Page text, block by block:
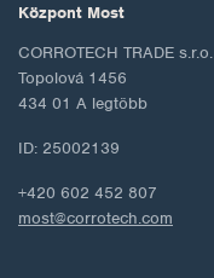
Központ Most
CORROTECH TRADE s.r.o.
Topolová 1456
434 01 A legtöbb
ID: 25002139
+420 602 452 807
most@corrotech.com